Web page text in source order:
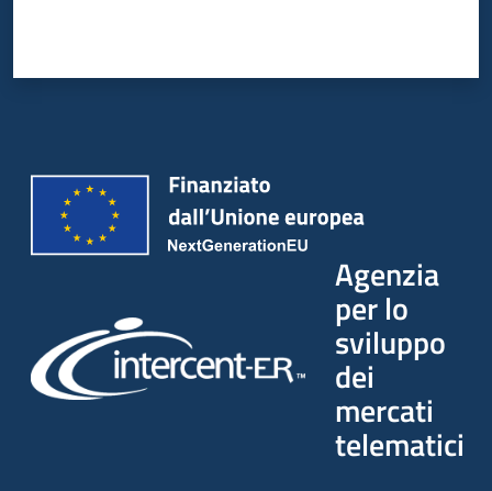
Agenzia
per lo
sviluppo
dei
mercati
telematici